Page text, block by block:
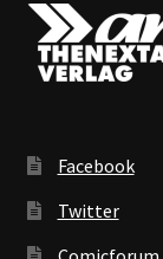
Facebook
Twitter